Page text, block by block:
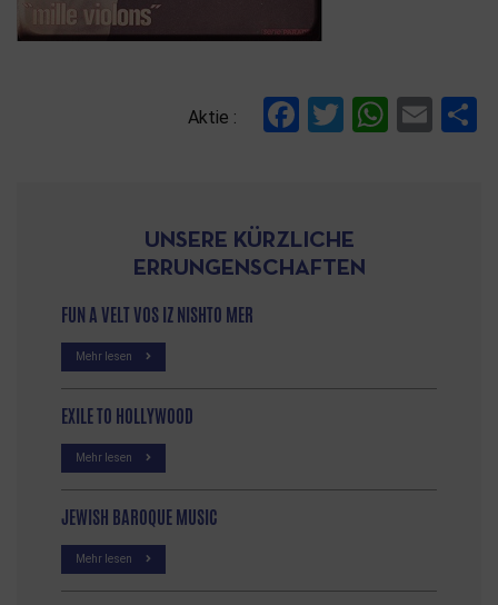
Aktie : Facebook
Twitter
UNSERE KÜRZLICHE
ERRUNGENSCHAFTEN
FUN A VELT VOS IZ NISHTO MER
Mehr lesen
EXILE TO HOLLYWOOD
Mehr lesen
JEWISH BAROQUE MUSIC
Mehr lesen